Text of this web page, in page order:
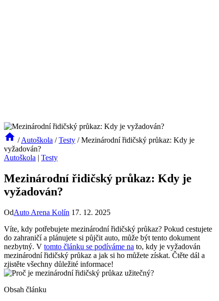
/ Autoškola / Testy / Mezinárodní řidičský průkaz: Kdy je
vyžadován?
Autoškola | Testy
Mezinárodní řidičský průkaz: Kdy je
vyžadován?
OdAuto Arena Kolín 17. 12. 2025
Víte, kdy potřebujete mezinárodní řidičský průkaz? Pokud cestujete
do zahraničí a plánujete si půjčit auto, může být tento dokument
nezbytný. V tomto článku se podíváme na to, kdy je vyžadován
mezinárodní řidičský průkaz a jak si ho můžete získat. Čtěte dál a
zjistěte všechny důležité informace!
Obsah článku